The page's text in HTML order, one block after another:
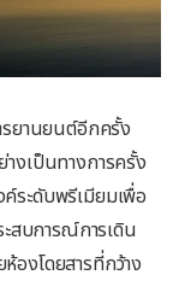
ยานยนต์อีกครั้ง
างเป็นทางการครั้ง
ระดับพรีเมียมเพื่อ
บการณ์การเดิน
องโดยสารที่กว้าง